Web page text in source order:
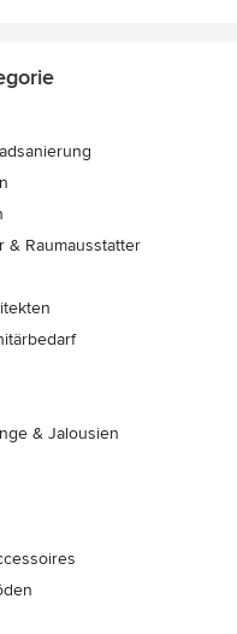
& Raumausstatter
& Jalousien